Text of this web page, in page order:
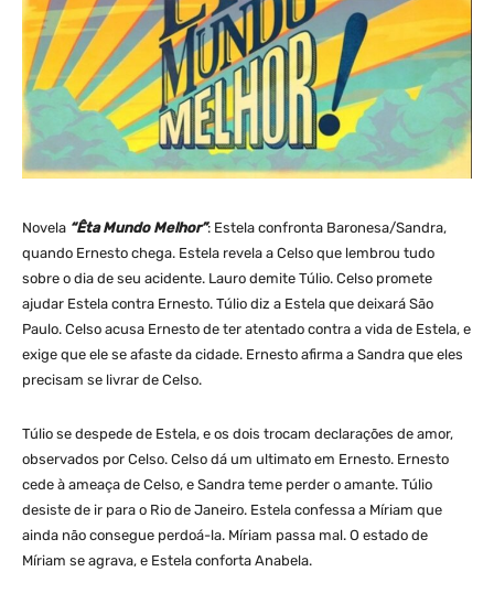
Novela “Êta Mundo Melhor”: Estela confronta Baronesa/Sandra,
quando Ernesto chega. Estela revela a Celso que lembrou tudo
sobre o dia de seu acidente. Lauro demite Túlio. Celso promete
ajudar Estela contra Ernesto. Túlio diz a Estela que deixará São
Paulo. Celso acusa Ernesto de ter atentado contra a vida de Estela, e
exige que ele se afaste da cidade. Ernesto afirma a Sandra que eles
precisam se livrar de Celso.
Túlio se despede de Estela, e os dois trocam declarações de amor,
observados por Celso. Celso dá um ultimato em Ernesto. Ernesto
cede à ameaça de Celso, e Sandra teme perder o amante. Túlio
desiste de ir para o Rio de Janeiro. Estela confessa a Míriam que
ainda não consegue perdoá-la. Míriam passa mal. O estado de
Míriam se agrava, e Estela conforta Anabela.